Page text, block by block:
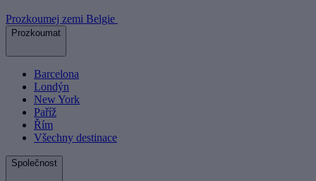
Prozkoumej zemi Belgie
Prozkoumat
Barcelona
Londýn
New York
Paříž
Řím
Všechny destinace
Společnost